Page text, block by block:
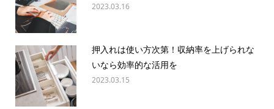
2023.03.16
押入れは使い方次第！収納率を上げられな
いなら効率的な活用を
2023.03.15